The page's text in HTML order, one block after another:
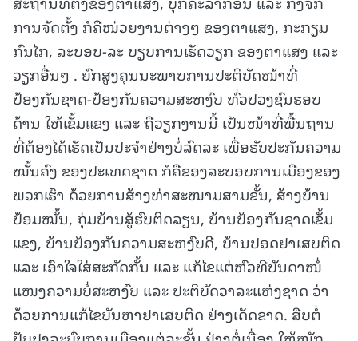
ການຈັດຕັ້ງ ກໍຄືໜ່ວຍງານຕ່າງໆ ຂອງຕາແສງ, ກະກຽມ
ກົນໄກ, ລະບອບ-ລະ ບຽບການເຮັດວຽກ ຂອງຕາແສງ ແລະ
ວຽກອື່ນໆ . ຍົກສູງຄຸນນະພາບການປະຕິບັດໜ້າທີ່
ປ້ອງກັນຊາດ-ປ້ອງກັນຄວາມສະຫງົບ ທົ່ວປວງຊົນຮອບ
ດ້ານ ໃຫ້ເຂັ້ມແຂງ ແລະ ຖືວຽກງານນີ້ ເປັນໜ້າທີ່ພື້ນຖານ
ທີ່ຕ້ອງໄດ້ເຮັດເປັນປະຈໍາຢ່າງບໍ່ລົດລະ ເພື່ອຮັບປະກັນຄວາມ
ໝັ້ນຄົງ ຂອງປະເທດຊາດ ກໍຄືຂອງລະບອບການເມືອງຂອງ
ພວກເຮົາ ດ້ວຍການສ້າງທ່າສະໜາມສາມຂັ້ນ, ສ້າງບ້ານ
ປ້ອມໝັ້ນ, ກຸ່ມບ້ານສູ້ຮົບຕິດລຽນ, ບ້ານປ້ອງກັນຊາດເຂັ້ມ
ແຂງ, ບ້ານປ້ອງກັນຄວາມສະຫງົບດີ, ບ້ານປອດຢາເສບຕິດ
ແລະ ເອົາໃຈໃສ່ສະກັດກັ້ນ ແລະ ແກ້ໄຂແຕ່ຫົວທີບັນດາໜໍ່
ແໜງຄວາມບໍ່ສະຫງົບ ແລະ ປະຕິບັດວາລະແຫ່ງຊາດ ວ່າ
ດ້ວຍການແກ້ໄຂບັນຫາຢາເສບຕິດ ຢ່າງເດັດຂາດ. ສືບຕໍ່